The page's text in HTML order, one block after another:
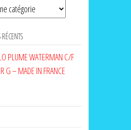
PLUME WATERMAN C/F
G – MADE IN FRANCE